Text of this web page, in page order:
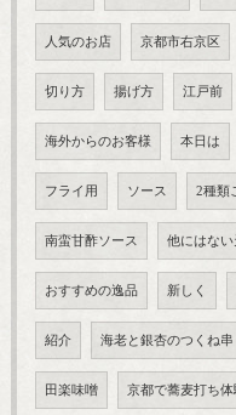
人気のお店 京都市右京区
切り方 揚げ方 江戸前
海外からのお客様 本日は
フライ用 ソース 2種類
南蛮甘酢ソース 他にはない
おすすめの逸品 新しく
紹介 海老と銀杏のつくね串
田楽味噌 京都で蕎麦打ち体